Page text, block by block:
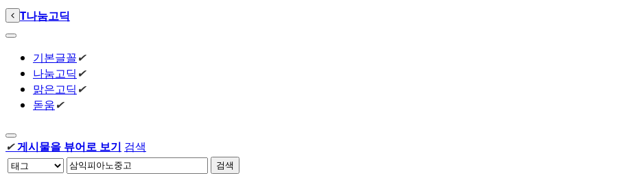
T나눔고딕
기본글꼴✔
나눔고딕 ✔
맑은고딕 ✔
돋움✔
✔게시물을 뷰어로 보기 검색
검색